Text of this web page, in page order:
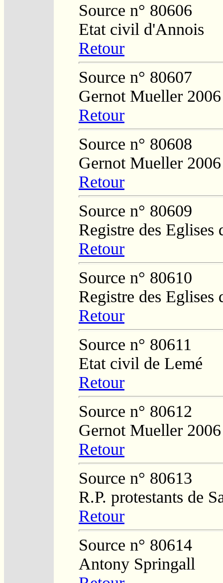
Source n° 80606
Etat civil d'Annois
Retour
Source n° 80607
Gernot Mueller 2006
Retour
Source n° 80608
Gernot Mueller 2006
Retour
Source n° 80609
Registre des Eglises
Retour
Source n° 80610
Registre des Eglises
Retour
Source n° 80611
Etat civil de Lemé
Retour
Source n° 80612
Gernot Mueller 2006
Retour
Source n° 80613
R.P. protestants de
Retour
Source n° 80614
Antony Springall